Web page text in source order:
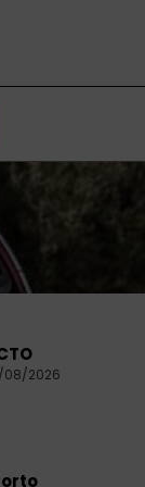
08/2026